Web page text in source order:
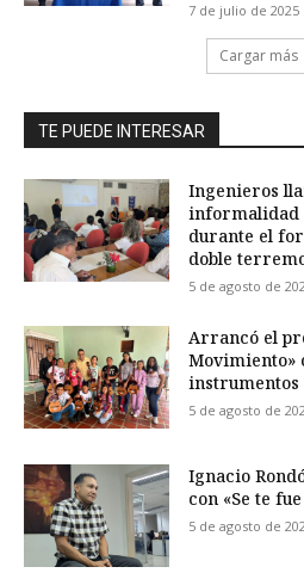
7 de julio de 2025
Cargar más
TE PUEDE INTERESAR
Ingenieros
informalidad
durante el
doble
5 de agosto de
Arrancó el
Movimiento»
instrumentos
5 de agosto de
Ignacio
con «Se te
5 de agosto de